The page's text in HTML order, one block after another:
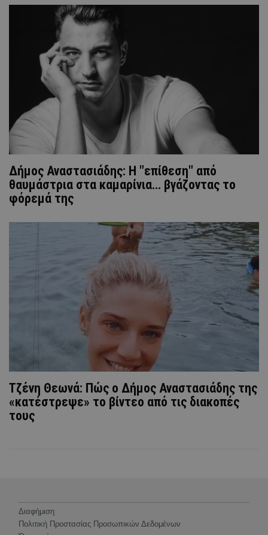
Δήμος Αναστασιάδης: Η "επίθεση" από
θαυμάστρια στα καμαρίνια... βγάζοντας το
φόρεμά της
Τζένη Θεωνά: Πώς ο Δήμος Αναστασιάδης της
«κατέστρεψε» το βίντεο από τις διακοπές
τους
Διαφήμιση
Πολιτική Προστασίας Προσωπικών Δεδομένων